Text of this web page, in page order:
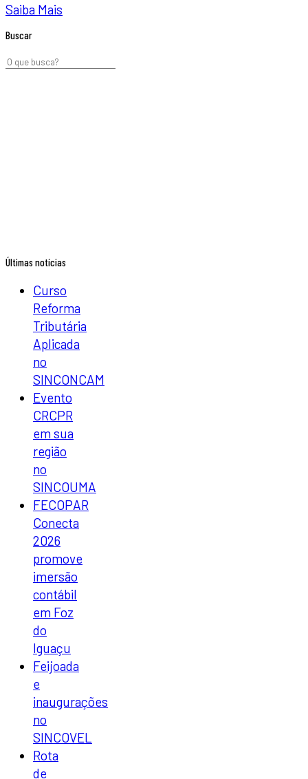
Saiba Mais
Buscar
Últimas notícias
Curso
Reforma
Tributária
Aplicada
no
SINCONCAM
Evento
CRCPR
em sua
região
no
SINCOUMA
FECOPAR
Conecta
2026
promove
imersão
contábil
em Foz
do
Iguaçu
Feijoada
e
inaugurações
no
SINCOVEL
Rota
de